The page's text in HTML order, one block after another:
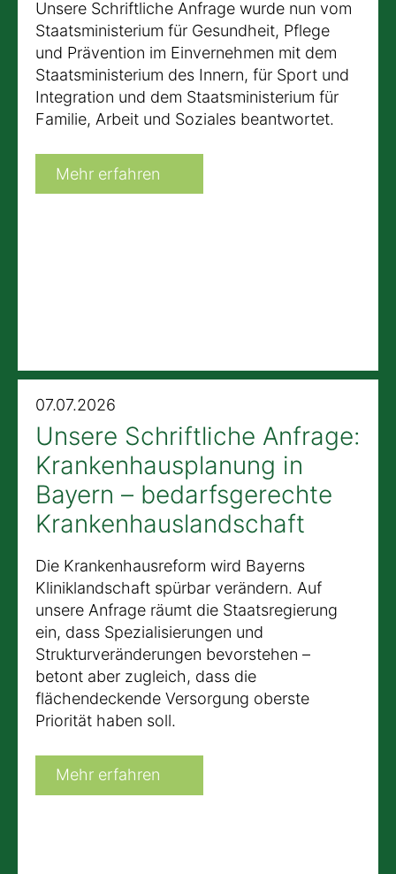
Unsere Schriftliche Anfrage wurde nun vom
Staatsministerium für Gesundheit, Pflege
und Prävention im Einvernehmen mit dem
Staatsministerium des Innern, für Sport und
Integration und dem Staatsministerium für
Familie, Arbeit und Soziales beantwortet.
Mehr erfahren
07.07.2026
Unsere Schriftliche Anfrage:
Krankenhausplanung in
Bayern – bedarfsgerechte
Krankenhauslandschaft
Die Krankenhausreform wird Bayerns
Kliniklandschaft spürbar verändern. Auf
unsere Anfrage räumt die Staatsregierung
ein, dass Spezialisierungen und
Strukturveränderungen bevorstehen –
betont aber zugleich, dass die
flächendeckende Versorgung oberste
Priorität haben soll.
Mehr erfahren